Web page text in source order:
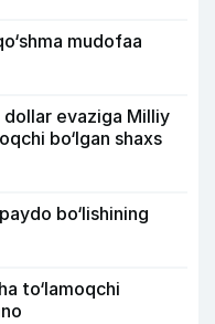
mudofaa
evaziga Milliy
bo‘lgan shaxs
bo‘lishining
to‘lamoqchi